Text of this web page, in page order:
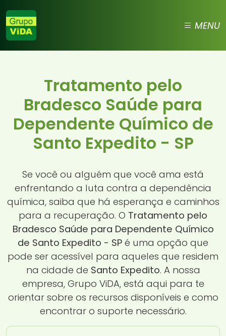
MENU
Tratamento pelo
Bradesco Saúde para
Dependente Químico de
Santo Expedito - SP
Se você ou alguém que você ama está
enfrentando a luta contra a dependência
química, saiba que há esperança e caminhos
para a recuperação. O Tratamento pelo
Bradesco Saúde para Dependente Químico
de Santo Expedito - SP é uma opção que
pode ser acessível para aqueles que residem
na cidade de Santo Expedito. A nossa
empresa, Grupo ViDA, está aqui para te
orientar sobre os recursos disponíveis e como
encontrar o suporte necessário.